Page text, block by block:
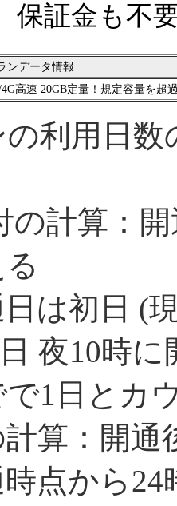
保証金も不
ンデータ情報
4G高速 20GB定量！規定容量を超
の利用日
の計算：
は初日 (
夜10時に
で1日とカ
算：開通
点から24